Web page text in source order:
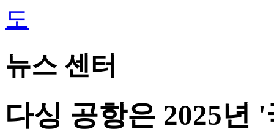
뉴스 센터
다싱 공항은 2025년